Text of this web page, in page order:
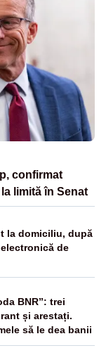
confirmat
limită în Senat
la domiciliu, după
de
BNR”: trei
și arestați.
să le dea banii